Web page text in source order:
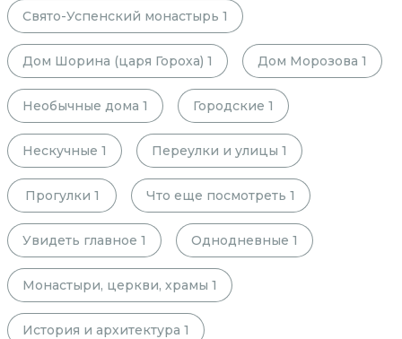
Свято-Успенский монастырь 1
Дом Шорина (царя Гороха) 1 Дом Морозова 1
Необычные дома 1 Городские 1
Нескучные 1 Переулки и улицы 1
Прогулки 1 Что еще посмотреть 1
Увидеть главное 1 Однодневные 1
Монастыри, церкви, храмы 1
История и архитектура 1